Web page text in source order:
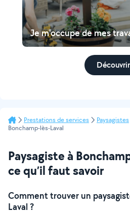
Je m'occupe de mes
Découvrir
Prestations de services Paysagistes
Bonchamp-lès-Laval
Paysagiste à
ce qu’il faut savoir
Comment trouver un
Laval ?